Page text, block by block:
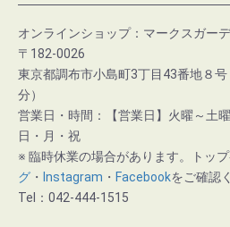
オンラインショップ：マークスガー
〒182-0026
東京都調布市小島町3丁目43番地８
分）
営業日・時間：【営業日】火曜～土
日・月・祝
※ 臨時休業の場合があります。トッ
グ ・ Instagram ・ Facebookをご確認
Tel：042-444-1515